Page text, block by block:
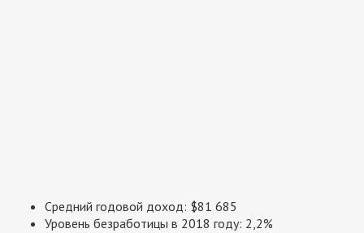
Средний годовой доход: $81 685
Уровень безработицы в 2018 году: 2,2%